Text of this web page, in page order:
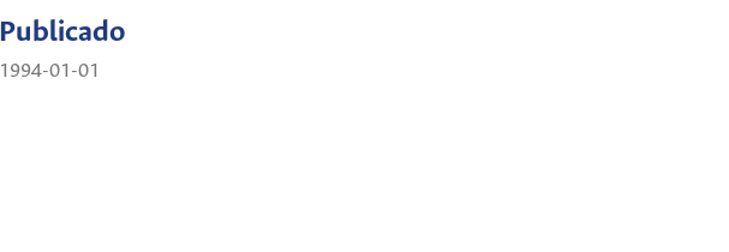
Publicado
1994-01-01